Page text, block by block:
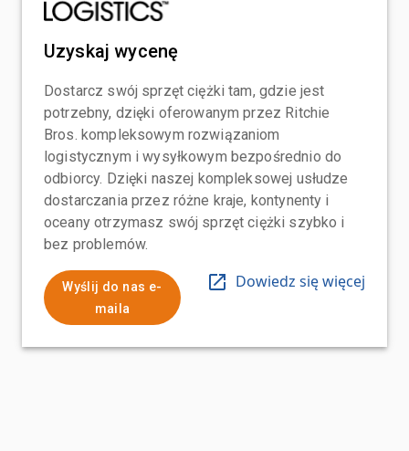
Uzyskaj wycenę
Dostarcz swój sprzęt ciężki tam, gdzie jest
potrzebny, dzięki oferowanym przez Ritchie
Bros. kompleksowym rozwiązaniom
logistycznym i wysyłkowym bezpośrednio do
odbiorcy. Dzięki naszej kompleksowej usłudze
dostarczania przez różne kraje, kontynenty i
oceany otrzymasz swój sprzęt ciężki szybko i
bez problemów.
Wyślij do nas e-
maila
Dowiedz się więcej